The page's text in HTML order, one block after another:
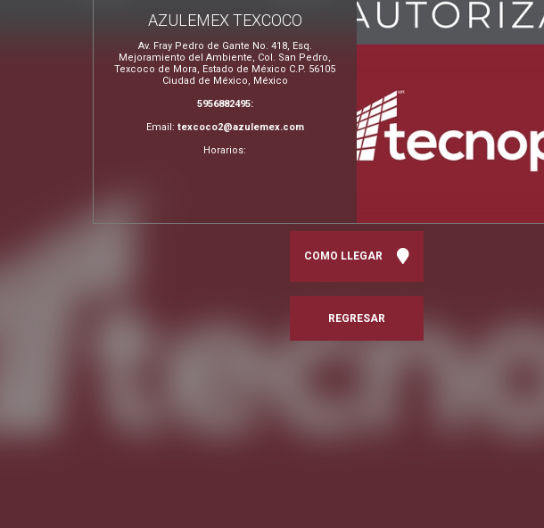
AZULEMEX TEXCOCO
Av. Fray Pedro de Gante No. 418, Esq.
Mejoramiento del Ambiente, Col. San Pedro,
Texcoco de Mora, Estado de México C.P. 56105
Ciudad de México, México
5956882495:
Email: texcoco2@azulemex.com
Horarios:
COMO LLEGAR
REGRESAR